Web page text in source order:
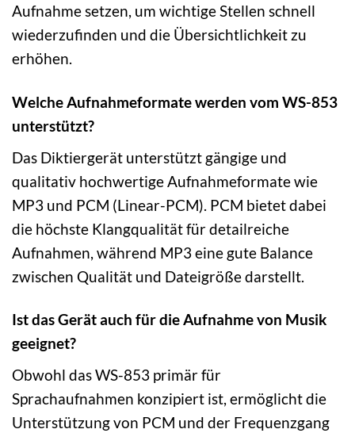
Aufnahme setzen, um wichtige Stellen schnell
wiederzufinden und die Übersichtlichkeit zu
erhöhen.
Welche Aufnahmeformate werden vom WS-853
unterstützt?
Das Diktiergerät unterstützt gängige und
qualitativ hochwertige Aufnahmeformate wie
MP3 und PCM (Linear-PCM). PCM bietet dabei
die höchste Klangqualität für detailreiche
Aufnahmen, während MP3 eine gute Balance
zwischen Qualität und Dateigröße darstellt.
Ist das Gerät auch für die Aufnahme von Musik
geeignet?
Obwohl das WS-853 primär für
Sprachaufnahmen konzipiert ist, ermöglicht die
Unterstützung von PCM und der Frequenzgang